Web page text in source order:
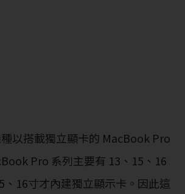
以搭載獨立顯卡的 MacBook Pro
Pro 系列主要有 13、15、16
、16寸才內建獨立顯示卡。因此這